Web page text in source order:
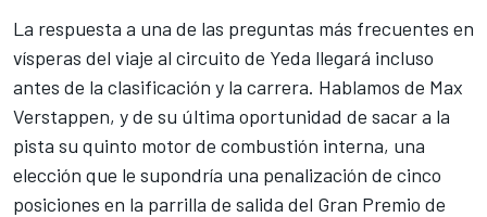
La respuesta a una de las preguntas más frecuentes en
vísperas del viaje al circuito de Yeda llegará incluso
antes de la clasificación y la carrera. Hablamos de Max
Verstappen, y de su última oportunidad de sacar a la
pista su quinto motor de combustión interna, una
elección que le supondría una penalización de cinco
posiciones en la parrilla de salida del Gran Premio de